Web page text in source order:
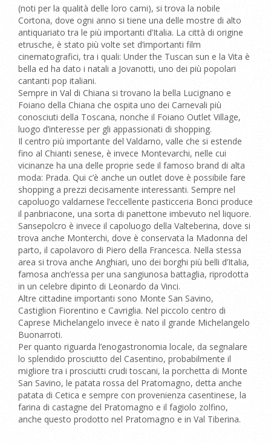
(noti per la qualità delle loro carni), si trova la nobile
Cortona, dove ogni anno si tiene una delle mostre di alto
antiquariato tra le più importanti d’Italia. La città di origine
etrusche, è stato più volte set d’importanti film
cinematografici, tra i quali: Under the Tuscan sun e la Vita è
bella ed ha dato i natali a Jovanotti, uno dei più popolari
cantanti pop italiani.
Sempre in Val di Chiana si trovano la bella Lucignano e
Foiano della Chiana che ospita uno dei Carnevali più
conosciuti della Toscana, nonche il Foiano Outlet Village,
luogo d’interesse per gli appassionati di shopping.
Il centro più importante del Valdarno, valle che si estende
fino al Chianti senese, è invece Montevarchi, nelle cui
vicinanze ha una delle proprie sede il famoso brand di alta
moda: Prada. Qui c’è anche un outlet dove è possibile fare
shopping a prezzi decisamente interessanti. Sempre nel
capoluogo valdarnese l’eccellente pasticceria Bonci produce
il panbriacone, una sorta di panettone imbevuto nel liquore.
Sansepolcro è invece il capoluogo della Valteberina, dove si
trova anche Monterchi, dove è conservata la Madonna del
parto, il capolavoro di Piero della Francesca. Nella stessa
area si trova anche Anghiari, uno dei borghi più belli d’Italia,
famosa anch’essa per una sangiunosa battaglia, riprodotta
in un celebre dipinto di Leonardo da Vinci.
Altre cittadine importanti sono Monte San Savino,
Castiglion Fiorentino e Cavriglia. Nel piccolo centro di
Caprese Michelangelo invece è nato il grande Michelangelo
Buonarroti.
Per quanto riguarda l’enogastronomia locale, da segnalare
lo splendido prosciutto del Casentino, probabilmente il
migliore tra i prosciutti crudi toscani, la porchetta di Monte
San Savino, le patata rossa del Pratomagno, detta anche
patata di Cetica e sempre con provenienza casentinese, la
farina di castagne del Pratomagno e il fagiolo zolfino,
anche questo prodotto nel Pratomagno e in Val Tiberina.